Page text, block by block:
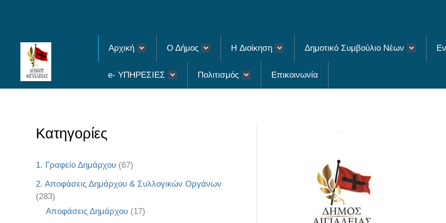
content
Αρχική Ο Δήμος H Διοίκηση Δημοτικό Συμβούλιο Νέων
e- ΥΠΗΡΕΣΙΕΣ Πολιτισμός Επικοινωνία
Κατηγορίες
1. Γραφείο Δημάρχου (67)
2. Αποφάσεις Δημάρχου & Συλλογικών Οργάνων
(283)
Αποφάσεις Δημάρχου (17)